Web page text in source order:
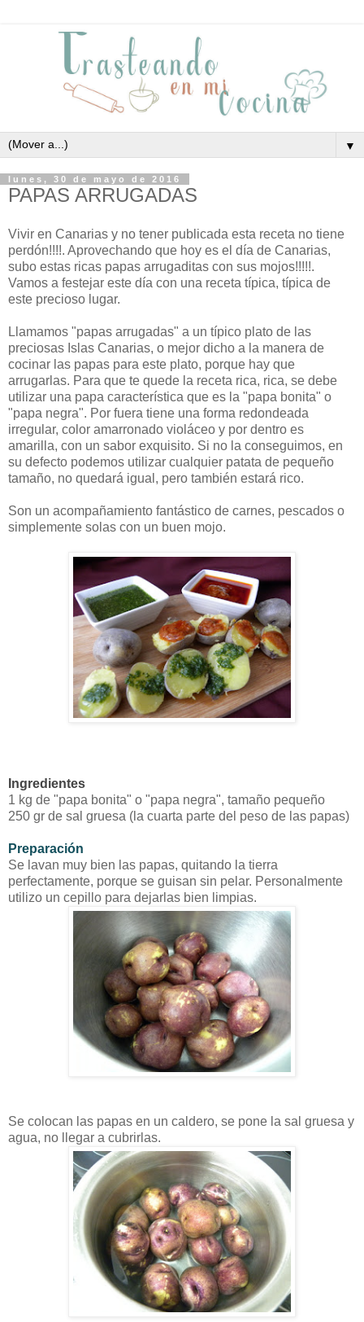
▼
lunes, 30 de mayo de 2016
PAPAS ARRUGADAS
Vivir en Canarias y no tener publicada esta receta no tiene
perdón!!!!. Aprovechando que hoy es el día de Canarias,
subo estas ricas papas arrugaditas con sus mojos!!!!!.
Vamos a festejar este día con una receta típica, típica de
este precioso lugar.
Llamamos "papas arrugadas" a un típico plato de las
preciosas Islas Canarias, o mejor dicho a la manera de
cocinar las papas para este plato, porque hay que
arrugarlas. Para que te quede la receta rica, rica, se debe
utilizar una papa característica que es la "papa bonita" o
"papa negra". Por fuera tiene una forma redondeada
irregular, color amarronado violáceo y por dentro es
amarilla, con un sabor exquisito. Si no la conseguimos, en
su defecto podemos utilizar cualquier patata de pequeño
tamaño, no quedará igual, pero también estará rico.
Son un acompañamiento fantástico de carnes, pescados o
simplemente solas con un buen mojo.
Ingredientes
1 kg de "papa bonita" o "papa negra", tamaño pequeño
250 gr de sal gruesa (la cuarta parte del peso de las papas)
Preparación
Se lavan muy bien las papas, quitando la tierra
perfectamente, porque se guisan sin pelar. Personalmente
utilizo un cepillo para dejarlas bien limpias.
Se colocan las papas en un caldero, se pone la sal gruesa y
agua, no llegar a cubrirlas.